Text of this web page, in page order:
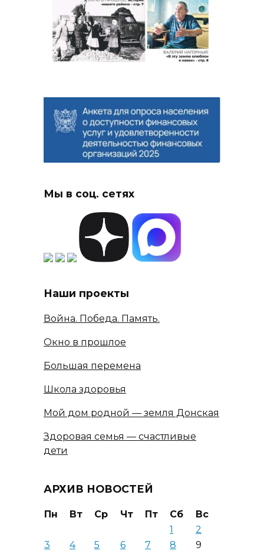
Мы в соц. сетях
Наши проекты
Война. Победа. Память.
Окно в прошлое
Большая перемена
Школа здоровья
Мой дом родной — земля Донская
Здоровая семья — счастливые
дети
АРХИВ НОВОСТЕЙ
Пн Вт Ср Чт Пт Сб
Вс
1
2
3
4 5 6 7 8
9